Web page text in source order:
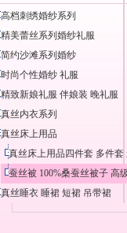
高档刺绣婚纱系列
精美蕾丝系列婚纱礼服
简约沙滩系列婚纱
时尚个性婚纱 礼服
精致新娘礼服 伴娘装 晚礼服
真丝内衣系列
真丝床上用品
真丝床上用品四件套 多件套
蚕丝被 100%桑蚕丝被子 高
真丝睡衣 睡裙 短裙 吊带裙